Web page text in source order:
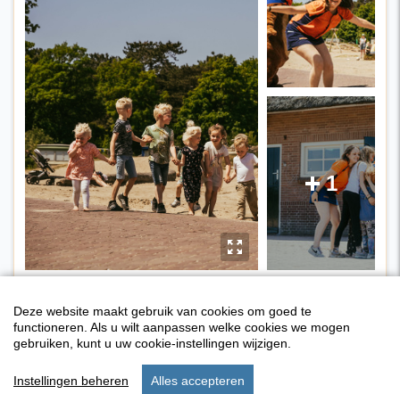
y
E1
start verblijf instellingen
Deze website maakt gebruik van cookies om goed te
functioneren. Als u wilt aanpassen welke cookies we mogen
gebruiken, kunt u uw cookie-instellingen wijzigen.
Instellingen beheren Alles accepteren